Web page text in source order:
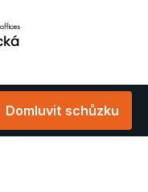
Domluvit schůzku